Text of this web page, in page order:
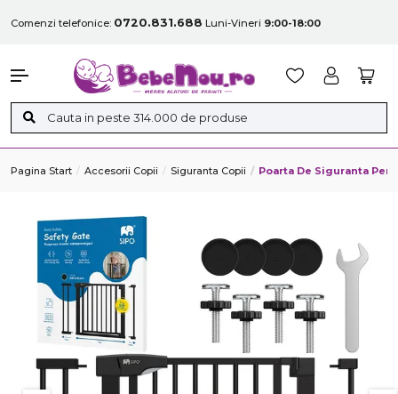
Comenzi telefonice: 0720.831.688 Luni-Vineri 9:00-18:00
Pagina Start Accesorii Copii Siguranta Copii Poarta De Siguranta